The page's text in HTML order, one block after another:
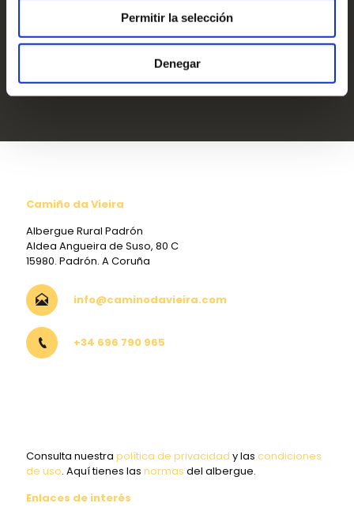
Permitir la selección
Denegar
Camiño da Vieira
Albergue Rural Padrón
Aldea Angueira de Suso, 80 C
15980. Padrón. A Coruña
info@caminodavieira.com
+34 696 790 965
Consulta nuestra política de privacidad y las condiciones
de uso. Aquí tienes las normas del albergue.
Enlaces de interés